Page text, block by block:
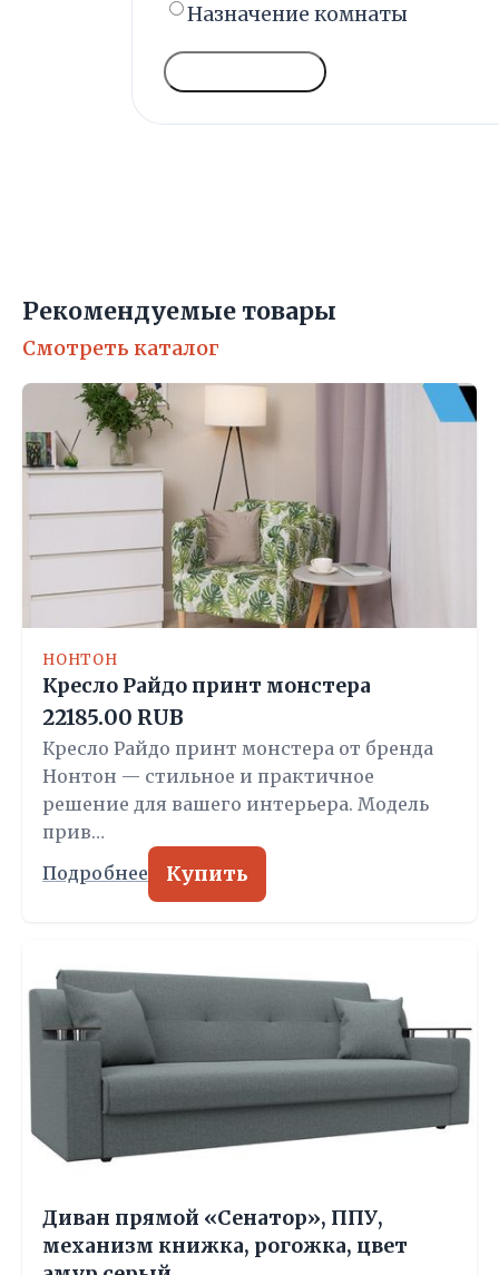
Назначение комнаты
Рекомендуемые товары
Смотреть каталог
НОНТОН
Кресло Райдо принт монстера
22185.00 RUB
Кресло Райдо принт монстера от бренда
Нонтон — стильное и практичное
решение для вашего интерьера. Модель
прив…
Подробнее Купить
Диван прямой «Сенатор», ППУ,
механизм книжка, рогожка, цвет